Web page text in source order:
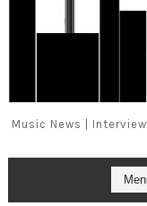
Music News |